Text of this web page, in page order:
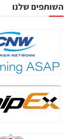
השותפים שלנו